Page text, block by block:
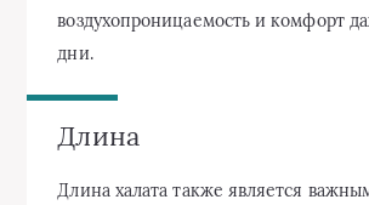
воздухопроницаемость и комфорт
дни.
Длина
Длина халата также является